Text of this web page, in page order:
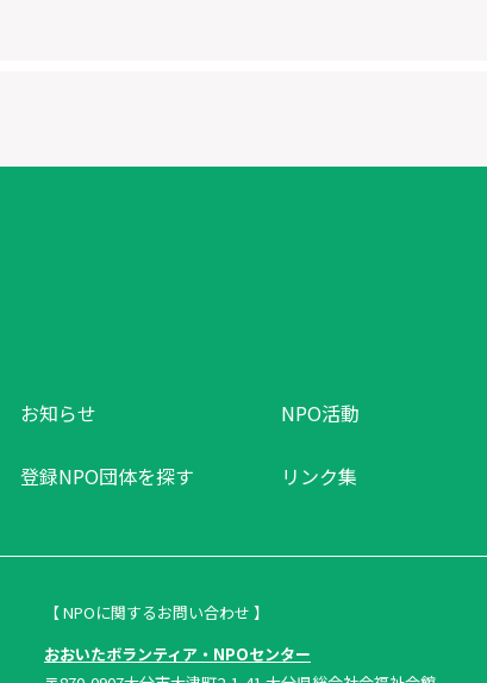
お知らせ NPO活動
登録NPO団体を探す リンク集
【 NPOに関するお問い合わせ 】
おおいたボランティア・NPOセンター